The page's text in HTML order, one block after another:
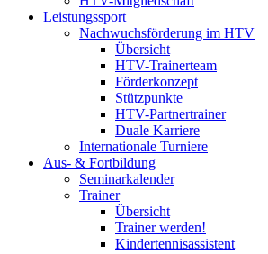
Leistungssport
Nachwuchsförderung im HTV
Übersicht
HTV-Trainerteam
Förderkonzept
Stützpunkte
HTV-Partnertrainer
Duale Karriere
Internationale Turniere
Aus- & Fortbildung
Seminarkalender
Trainer
Übersicht
Trainer werden!
Kindertennisassistent